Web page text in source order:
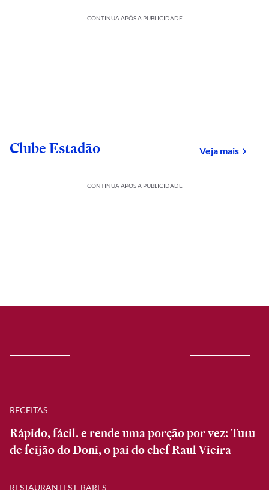
CONTINUA APÓS A PUBLICIDADE
Clube Estadão Veja maissobre
CONTINUA APÓS A PUBLICIDADE
RECEITAS
Rápido, fácil. e rende uma porção por vez: Tutu
de feijão do Doni, o pai do chef Raul Vieira
RESTAURANTES E BARES